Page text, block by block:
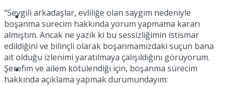
Dünya
Podcast
“Sevgili arkadaşlar, evliliğe olan saygım nedeniyle
boşanma sürecim hakkında yorum yapmama kararı
almıştım. Ancak ne yazık ki bu sessizliğimin istismar
edildiğini ve bilinçli olarak boşanmamızdaki suçun bana
ait olduğu izlenimi yaratılmaya çalışıldığını görüyorum.
Şerefim ve ailem kötülendiği için, boşanma sürecim
hakkında açıklama yapmak durumundayım: